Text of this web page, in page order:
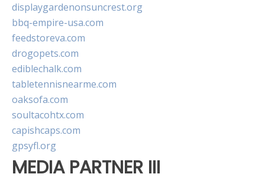
displaygardenonsuncrest.org
bbq-empire-usa.com
feedstoreva.com
drogopets.com
ediblechalk.com
tabletennisnearme.com
oaksofa.com
soultacohtx.com
capishcaps.com
gpsyfl.org
MEDIA PARTNER III